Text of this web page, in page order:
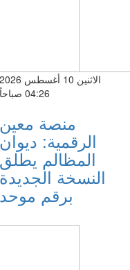
الاثنين 10 أغسطس 2026
04:26 صباحاً
منصة معين
الرقمية: ديوان
المظالم يطلق
النسخة الجديدة
برقم موحد